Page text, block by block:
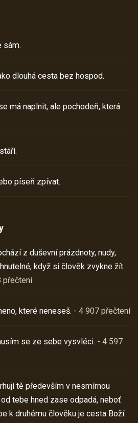
sám.
dlouhá cesta bez hospod.
má naplnit, ale pochodeň, která
píseň zpívat.
z duševní prázdnoty, nudy,
když si člověk zvykne žít
přečtení
které neneseš. - 4 907 přečtení
se ze sebe vysvléci. - 4 597
tě především v nesmírnou
tebe hned zase odpadá, neboť
k druhému člověku je cesta Boží.